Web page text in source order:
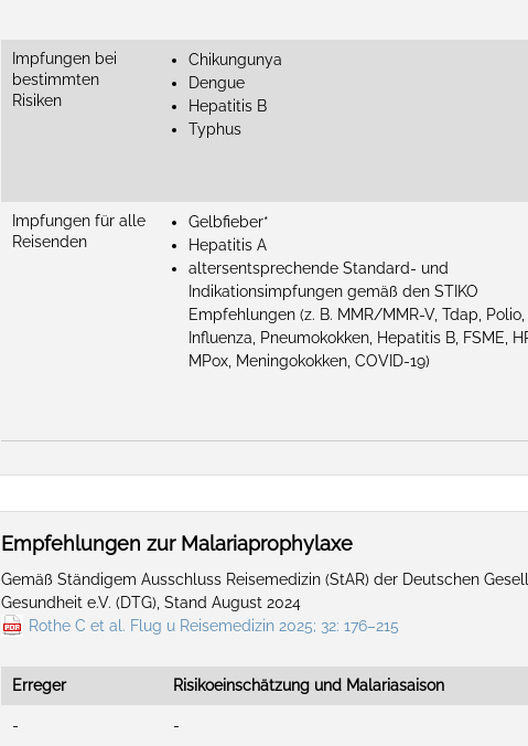
Impfungen bei
bestimmten
Risiken
Chikungunya
Dengue
Hepatitis B
Typhus
Impfungen für alle
Reisenden
Gelbfieber*
Hepatitis A
altersentsprechende Standard- und
Indikationsimpfungen gemäß den STIKO
Empfehlungen (z. B. MMR/MMR-V, Tdap, Polio,
Influenza, Pneumokokken, Hepatitis B, FSME,
MPox, Meningokokken, COVID-19)
Empfehlungen zur Malariaprophylaxe
Gemäß Ständigem Ausschluss Reisemedizin (StAR) der Deutschen
Gesundheit e.V. (DTG), Stand August 2024
Rothe C et al. Flug u Reisemedizin 2025; 32: 176–215
Erreger Risikoeinschätzung und Malariasaison
- -